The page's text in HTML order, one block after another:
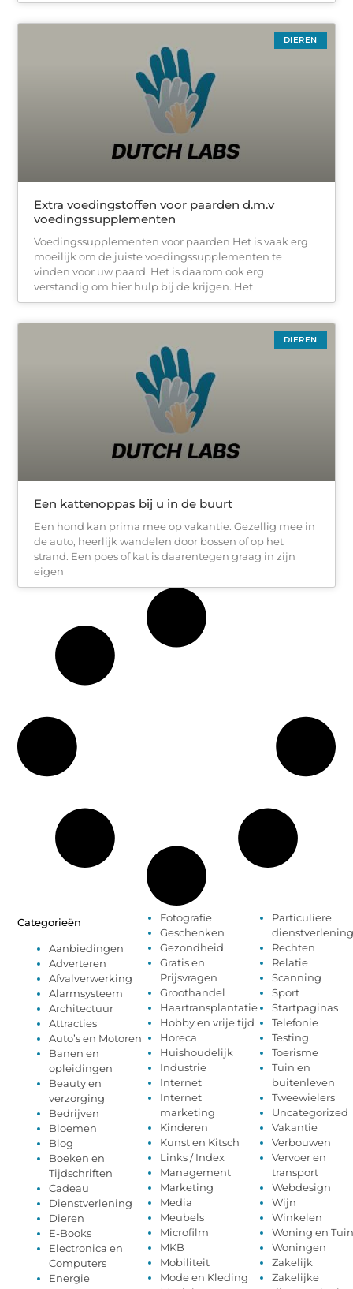
DIEREN
Extra voedingstoffen voor paarden d.m.v
voedingssupplementen
Voedingssupplementen voor paarden Het is vaak erg
moeilijk om de juiste voedingssupplementen te
vinden voor uw paard. Het is daarom ook erg
verstandig om hier hulp bij de krijgen. Het
DIEREN
Een kattenoppas bij u in de buurt
Een hond kan prima mee op vakantie. Gezellig mee in
de auto, heerlijk wandelen door bossen of op het
strand. Een poes of kat is daarentegen graag in zijn
eigen
Categorieën
Aanbiedingen
Adverteren
Afvalverwerking
Alarmsysteem
Architectuur
Attracties
Auto’s en Motoren
Banen en
opleidingen
Beauty en
verzorging
Bedrijven
Bloemen
Blog
Boeken en
Tijdschriften
Cadeau
Dienstverlening
Dieren
E-Books
Electronica en
Computers
Energie
Fotografie
Geschenken
Gezondheid
Gratis en
Prijsvragen
Groothandel
Haartransplantatie
Hobby en vrije tijd
Horeca
Huishoudelijk
Industrie
Internet
Internet
marketing
Kinderen
Kunst en Kitsch
Links / Index
Management
Marketing
Media
Meubels
Microfilm
MKB
Mobiliteit
Mode en Kleding
Particuliere
dienstverlening
Rechten
Relatie
Scanning
Sport
Startpaginas
Telefonie
Testing
Toerisme
Tuin en
buitenleven
Tweewielers
Uncategorized
Vakantie
Verbouwen
Vervoer en
transport
Webdesign
Wijn
Winkelen
Woning en Tuin
Woningen
Zakelijk
Zakelijke